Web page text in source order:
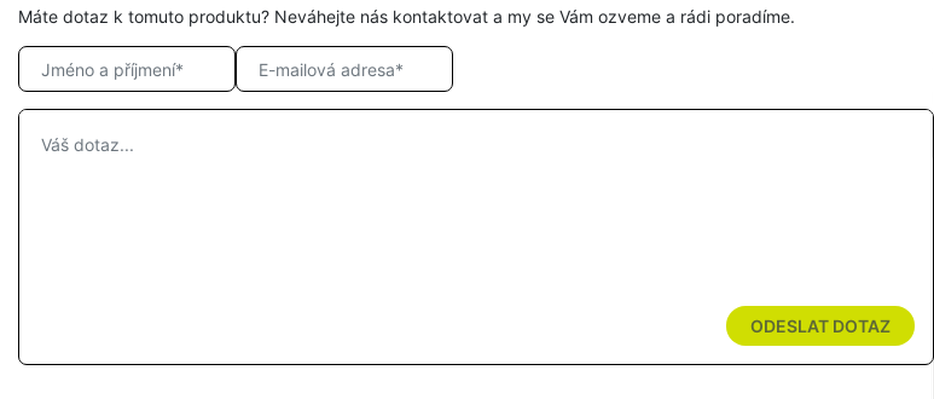
Máte dotaz k tomuto produktu? Neváhejte nás kontaktovat a my se Vám ozveme a rádi poradíme.
ODESLAT DOTAZ